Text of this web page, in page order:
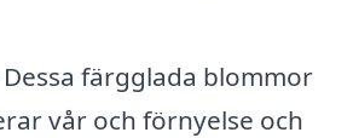
färgglada blommor
vår och förnyelse och